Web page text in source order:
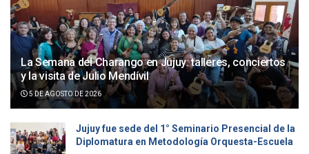
La Semana del Charango en Jujuy: talleres, conciertos
y la visita de Julio Mendívil
5 DE AGOSTO DE 2026
Jujuy fue sede del 1° Seminario Presencial de la
Diplomatura en Metodología Orquesta-Escuela